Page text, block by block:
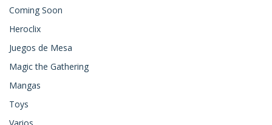
Coming Soon
Heroclix
Juegos de Mesa
Magic the Gathering
Mangas
Toys